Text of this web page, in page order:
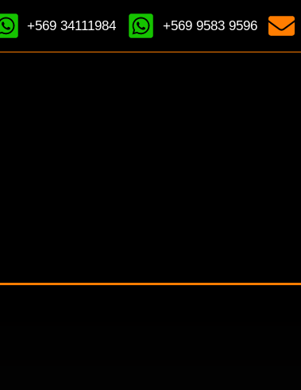
+569 34111984 +569 9583 9596